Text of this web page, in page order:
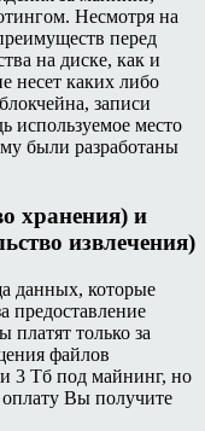
Несмотря на
перед
на диске, как и
несет каких либо
записи
используемое место
были разработаны
хранения) и
извлечения)
данных, которые
предоставление
платят только за
файлов
3 Тб под майнинг, но
Вы получите